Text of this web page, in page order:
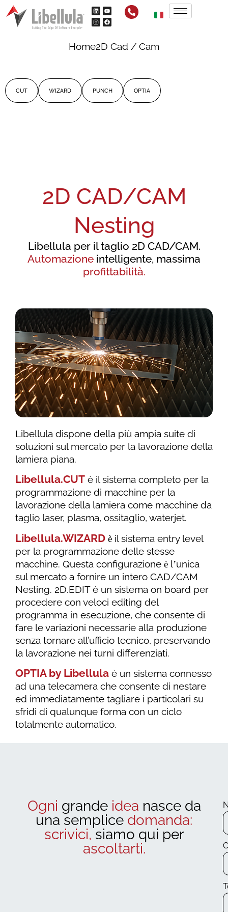
Home2D Cad / Cam
CUT WIZARD PUNCH OPTIA
2D CAD/CAM
Nesting
Libellula per il taglio 2D CAD/CAM.
Automazione intelligente, massima
profittabilità.
Libellula dispone della più ampia suite di
soluzioni sul mercato per la lavorazione della
lamiera piana.
Libellula.CUT è il sistema completo per la
programmazione di macchine per la
lavorazione della lamiera come macchine da
taglio laser, plasma, ossitaglio, waterjet.
Libellula.WIZARD è il sistema entry level
per la programmazione delle stesse
macchine. Questa configurazione è l’unica
sul mercato a fornire un intero CAD/CAM
Nesting. 2D.EDIT è un sistema on board per
procedere con veloci editing del
programma in esecuzione, che consente di
fare le variazioni necessarie alla produzione
senza tornare all’ufficio tecnico, preservando
la lavorazione nei turni differenziati.
OPTIA by Libellula è un sistema connesso
ad una telecamera che consente di nestare
ed immediatamente tagliare i particolari su
sfridi di qualunque forma con un ciclo
totalmente automatico.
Ogni grande idea nasce da
una semplice domanda:
scrivici, siamo qui per
ascoltarti.